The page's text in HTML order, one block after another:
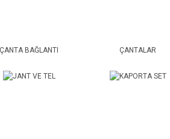
ÇANTA BAĞLANTI ÇANTALAR